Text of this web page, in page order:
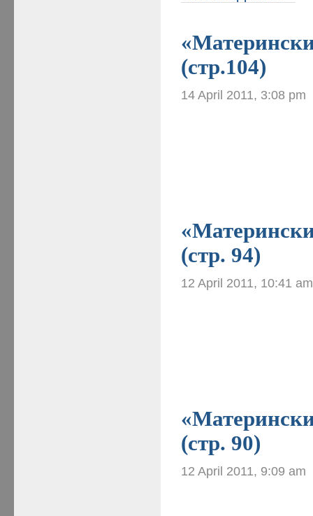
(стр.104)
14 April 2011, 3:08 pm
(стр. 94)
12 April 2011, 10:41 am
(стр. 90)
12 April 2011, 9:09 am